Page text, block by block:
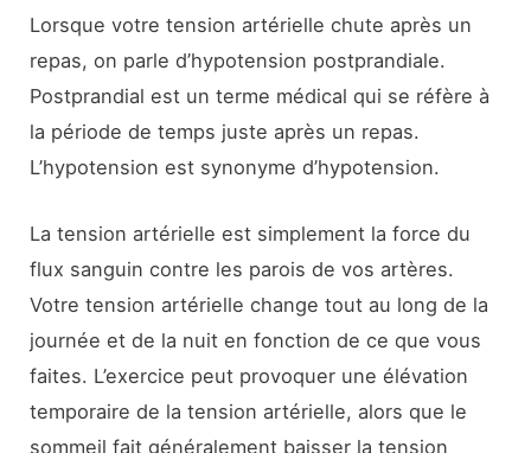
Lorsque votre tension artérielle chute après un
repas, on parle d’hypotension postprandiale.
Postprandial est un terme médical qui se réfère à
la période de temps juste après un repas.
L’hypotension est synonyme d’hypotension.
La tension artérielle est simplement la force du
flux sanguin contre les parois de vos artères.
Votre tension artérielle change tout au long de la
journée et de la nuit en fonction de ce que vous
faites. L’exercice peut provoquer une élévation
temporaire de la tension artérielle, alors que le
sommeil fait généralement baisser la tension